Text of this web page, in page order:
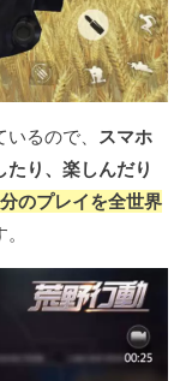
るので、 スマホ
り、楽しんだり
のプレイを全世界